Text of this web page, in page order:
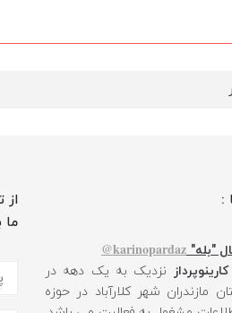
:
"بله" karinopardaz@
کارینوپرداز نزدیک به یک دهه در
مازندران شهر کلارآباد در حوزه
از
ما